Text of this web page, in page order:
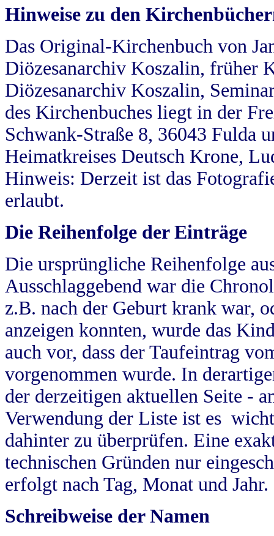
Hinweise zu den
Das Original-Kirchenbuch von
Diözesanarchiv Koszalin, früher
Diözesanarchiv Koszalin,
des Kirchenbuches liegt in der
Schwank-Straße 8, 36043 Fulda
Heimatkreises Deutsch Krone,
Hinweis: Derzeit ist das
erlaubt.
Die Reihenfolge der Einträge
Die ursprüngliche Reihenfolge
Ausschlaggebend war die
z.B. nach der Geburt krank war,
anzeigen konnten, wurde das
auch vor, dass der Taufeintrag
vorgenommen wurde. In
der derzeitigen aktuellen Seite -
Verwendung der Liste ist es
dahinter zu überprüfen. Eine
technischen Gründen nur
erfolgt nach Tag, Monat und Jahr.
Schreibweise der Namen